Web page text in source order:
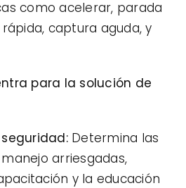
como acelerar, parada
captura aguda, y
para la solución de
Determina las
arriesgadas,
y la educación